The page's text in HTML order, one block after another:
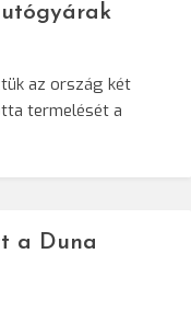
az ország két
termelését a
a Duna